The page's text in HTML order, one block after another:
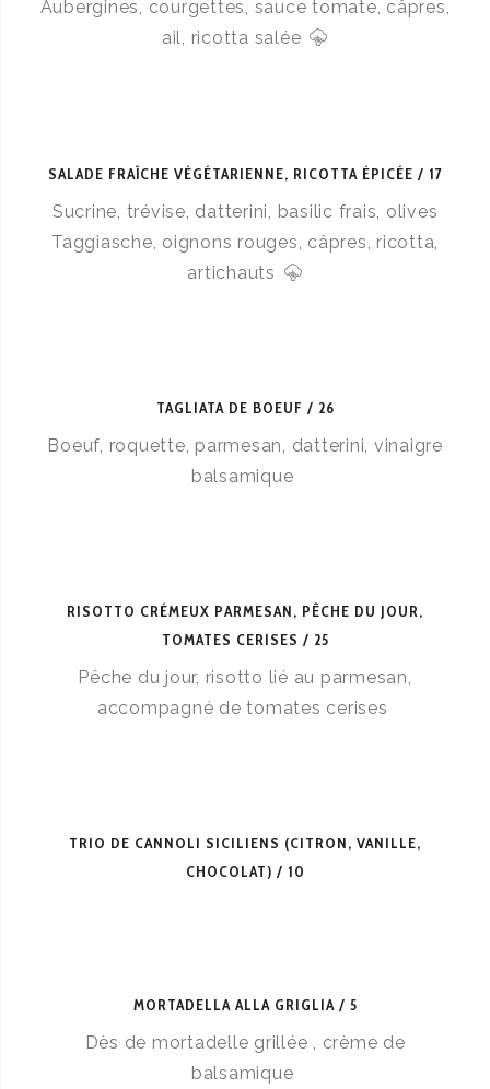
Aubergines, courgettes, sauce tomate, câpres,
ail, ricotta salée
SALADE FRAÎCHE VÉGÉTARIENNE, RICOTTA ÉPICÉE 17
Sucrine, trévise, datterini, basilic frais, olives
Taggiasche, oignons rouges, câpres, ricotta,
artichauts
TAGLIATA DE BOEUF 26
Boeuf, roquette, parmesan, datterini, vinaigre
balsamique
RISOTTO CRÉMEUX PARMESAN, PÊCHE DU JOUR,
TOMATES CERISES
25
Pêche du jour, risotto lié au parmesan,
accompagné de tomates cerises
TRIO DE CANNOLI SICILIENS (CITRON, VANILLE,
CHOCOLAT)
10
MORTADELLA ALLA GRIGLIA 5
Dès de mortadelle grillée , crème de
balsamique